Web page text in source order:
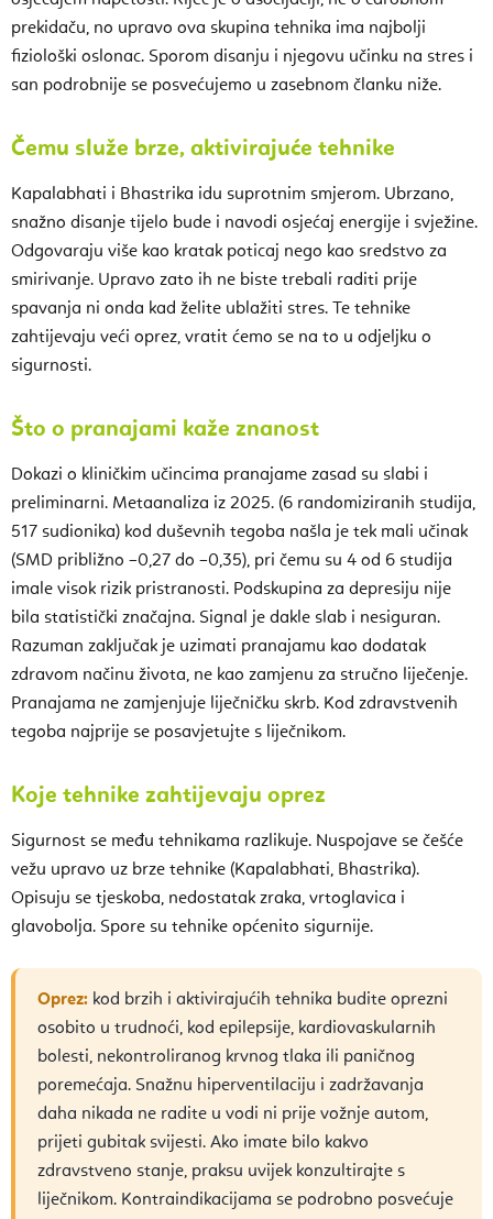
prekidaču, no upravo ova skupina tehnika ima najbolji
fiziološki oslonac. Sporom disanju i njegovu učinku na stres i
san podrobnije se posvećujemo u zasebnom članku niže.
Čemu služe brze, aktivirajuće tehnike
Kapalabhati i Bhastrika idu suprotnim smjerom. Ubrzano,
snažno disanje tijelo bude i navodi osjećaj energije i svježine.
Odgovaraju više kao kratak poticaj nego kao sredstvo za
smirivanje. Upravo zato ih ne biste trebali raditi prije
spavanja ni onda kad želite ublažiti stres. Te tehnike
zahtijevaju veći oprez, vratit ćemo se na to u odjeljku o
sigurnosti.
Što o pranajami kaže znanost
Dokazi o kliničkim učincima pranajame zasad su slabi i
preliminarni. Metaanaliza iz 2025. (6 randomiziranih studija,
517 sudionika) kod duševnih tegoba našla je tek mali učinak
(SMD približno −0,27 do −0,35), pri čemu su 4 od 6 studija
imale visok rizik pristranosti. Podskupina za depresiju nije
bila statistički značajna. Signal je dakle slab i nesiguran.
Razuman zaključak je uzimati pranajamu kao dodatak
zdravom načinu života, ne kao zamjenu za stručno liječenje.
Pranajama ne zamjenjuje liječničku skrb. Kod zdravstvenih
tegoba najprije se posavjetujte s liječnikom.
Koje tehnike zahtijevaju oprez
Sigurnost se među tehnikama razlikuje. Nuspojave se češće
vežu upravo uz brze tehnike (Kapalabhati, Bhastrika).
Opisuju se tjeskoba, nedostatak zraka, vrtoglavica i
glavobolja. Spore su tehnike općenito sigurnije.
Oprez: kod brzih i aktivirajućih tehnika budite oprezni
osobito u trudnoći, kod epilepsije, kardiovaskularnih
bolesti, nekontroliranog krvnog tlaka ili paničnog
poremećaja. Snažnu hiperventilaciju i zadržavanja
daha nikada ne radite u vodi ni prije vožnje autom,
prijeti gubitak svijesti. Ako imate bilo kakvo
zdravstveno stanje, praksu uvijek konzultirajte s
liječnikom. Kontraindikacijama se podrobno posvećuje